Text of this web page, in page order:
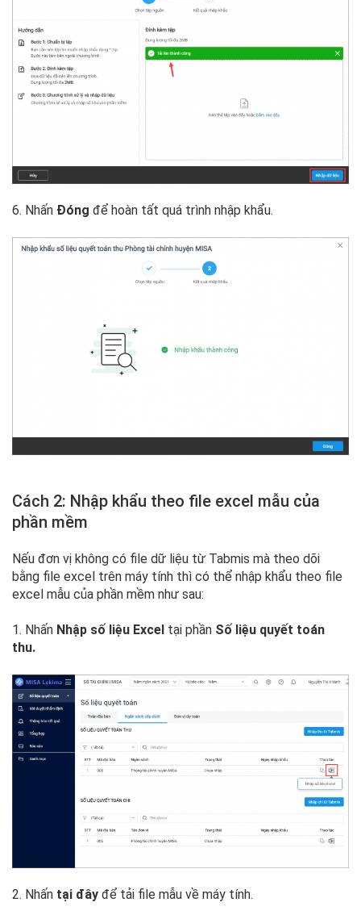
6. Nhấn Đóng để hoàn tất quá trình nhập khẩu.
Cách 2: Nhập khẩu theo file excel mẫu của
phần mềm
Nếu đơn vị không có file dữ liệu từ Tabmis mà theo dõi
bằng file excel trên máy tính thì có thể nhập khẩu theo file
excel mẫu của phần mềm như sau:
1. Nhấn Nhập số liệu Excel tại phần Số liệu quyết toán
thu.
2. Nhấn tại đây để tải file mẫu về máy tính.